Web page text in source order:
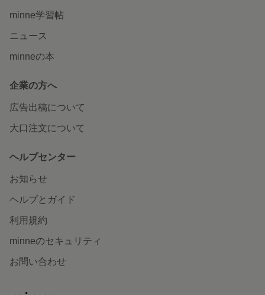
minne学習帖
ニュース
minneの本
企業の方へ
広告出稿について
大口注文について
ヘルプセンター
お知らせ
ヘルプとガイド
利用規約
minneのセキュリティ
お問い合わせ